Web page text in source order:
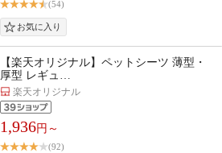
(54)
【楽天オリジナル】ペットシーツ 薄型・
厚型 レギュ…
楽天オリジナル
1,936円～
(92)